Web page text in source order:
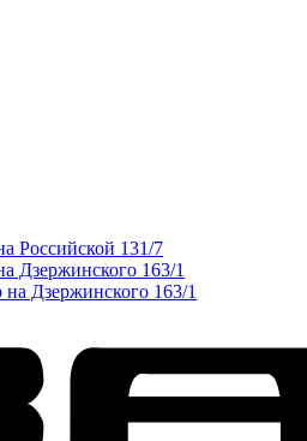
Российской 131/7
Дзержинского 163/1
на Дзержинского 163/1